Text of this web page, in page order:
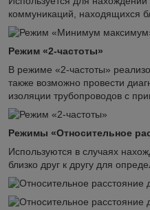
коммуникаций, находящихся
Режим «2-частоты»
В режиме «2-частоты»
также возможно провести
изоляции трубопроводов с
Режимы «Относительное
Используются в случаях
близко друг к другу для